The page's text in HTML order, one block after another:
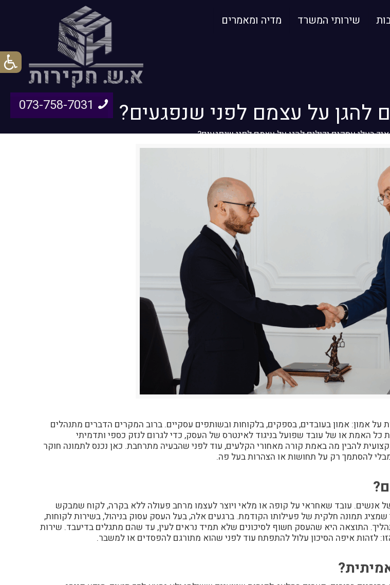
073-758-7031
שירותי המשרד
מדיה ומאמרים
להגן על עצמם לפני שנפגעים?
איך בעלי עסקים יכולים להגן על עצמם לפני שנפגעים?
על אמון: אמון בעובדים, בספקים, בלקוחות ובשותפים עסקיים. ברוב המקרים הדברים מתנהלים
או של עובד שפועל בניגוד לאינטרס של העסק, כדי לגרום לנזק כספי ותדמיתי
להבין מה באמת קורה מאחורי הקלעים, עוד לפני שהבעיה מתרחבת. כאן נכנס לתמונה חוקר
להסתמך רק על תחושות או הצהרות בעל פה.
אנשים. עובד שאחראי על קופה או מלאי ויוצר לעצמו מרחב פעולה ללא בקרה, לקוח שמבקש
תמונה חלקית של פעילותו הקודמת. ברגעים אלה, בעל העסק עסוק בניהול, בשירות לקוחות,
התוצאה היא שהעסק חשוף לסיכונים שלא תמיד נראים לעין, עד שהם מתגלים בדיעבד. שירות
לזהות איפה הסיכון עלול להתפתח עוד לפני שהוא מתורגם להפסדים או למשבר.